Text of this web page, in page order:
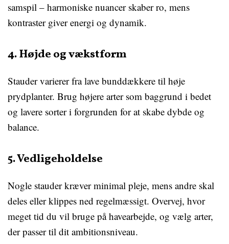
samspil – harmoniske nuancer skaber ro, mens
kontraster giver energi og dynamik.
4. Højde og vækstform
Stauder varierer fra lave bunddækkere til høje
prydplanter. Brug højere arter som baggrund i bedet
og lavere sorter i forgrunden for at skabe dybde og
balance.
5. Vedligeholdelse
Nogle stauder kræver minimal pleje, mens andre skal
deles eller klippes ned regelmæssigt. Overvej, hvor
meget tid du vil bruge på havearbejde, og vælg arter,
der passer til dit ambitionsniveau.